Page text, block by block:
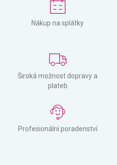
Nákup na splátky
Široká možnost dopravy a
plateb
Profesionální poradenství